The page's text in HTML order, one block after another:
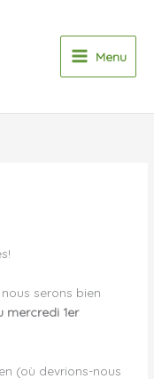
Menu
serons bien
mercredi 1er
(où devrions-nous